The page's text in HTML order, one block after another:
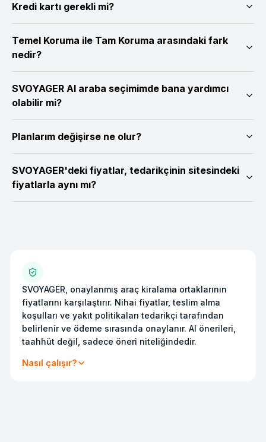
Kredi kartı gerekli mi?
Temel Koruma ile Tam Koruma arasındaki fark
nedir?
SVOYAGER AI araba seçimimde bana yardımcı
olabilir mi?
Planlarım değişirse ne olur?
SVOYAGER'deki fiyatlar, tedarikçinin sitesindeki
fiyatlarla aynı mı?
SVOYAGER, onaylanmış araç kiralama ortaklarının
fiyatlarını karşılaştırır. Nihai fiyatlar, teslim alma
koşulları ve yakıt politikaları tedarikçi tarafından
belirlenir ve ödeme sırasında onaylanır. AI önerileri,
taahhüt değil, sadece öneri niteliğindedir.
Nasıl çalışır?